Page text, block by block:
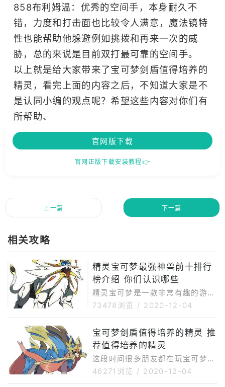
858布利姆温：优秀的空间手，本身耐久不
错，力度和打击面也比较令人满意，魔法镜特
性也能帮助他躲避例如挑拨和再来一次的威
胁，总的来说是目前双打最可靠的空间手。
以上就是给大家带来了宝可梦剑盾值得培养的
精灵，看完上面的内容之后，不知道大家是不
是认同小编的观点呢？希望这些内容对你们有
所帮助、
官网版下载
官网正版下载安装教程👉
上一篇 下一篇
相关攻略
精灵宝可梦最强神兽前十排行
榜介绍 你们认识哪些
精灵宝可梦是一款非常有趣的游
戏，相信大家都有玩过这款游戏，
精灵宝可梦最强神兽前十排行榜。
73478浏览 / 2020-12-04
宝可梦剑盾值得培养的精灵 推
荐值得培养的精灵
这段时间很多朋友都在玩宝可梦剑
盾游戏，相信大家都是非常喜欢玩
46271浏览 / 2020-12-04